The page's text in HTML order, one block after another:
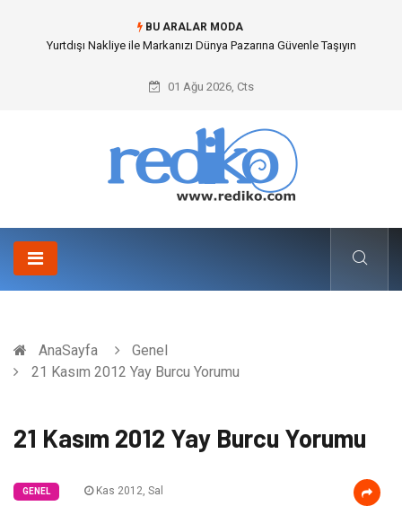
BU ARALAR MODA
Yurtdışı Nakliye ile Markanızı Dünya Pazarına Güvenle Taşıyın
01 Ağu 2026, Cts
AnaSayfa
Genel
21 Kasım 2012 Yay Burcu Yorumu
21 Kasım 2012 Yay Burcu Yorumu
GENEL Kas 2012, Sal